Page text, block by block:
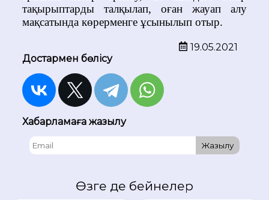
тақырыптарды талқылап, оған жауап алу
мақсатында көрерменге ұсынылып отыр.
19.05.2021
Достармен бөлісу
Хабарламаға жазылу
Жазылу
Өзге де бейнелер